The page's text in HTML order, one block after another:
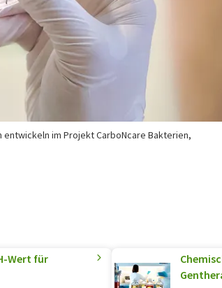
im Projekt CarboNcare Bakterien,
Wert für